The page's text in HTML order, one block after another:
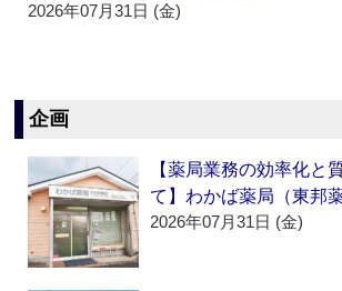
2026年07月31日 (金)
企画
【薬局業務の効率化と
て】わかば薬局（東邦薬
2026年07月31日 (金)